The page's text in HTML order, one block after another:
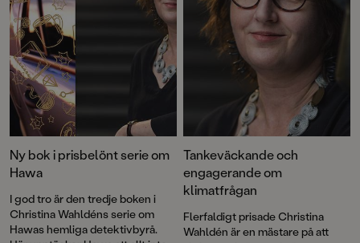
Ny bok i prisbelönt serie om
Hawa
I god tro är den tredje boken i
Christina Wahldéns serie om
Hawas hemliga detektivbyrå.
Tankeväckande och
engagerande om
klimatfrågan
Flerfaldigt prisade Christina
Wahldén är en mästare på att